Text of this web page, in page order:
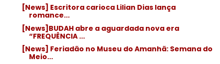
[News] Escritora carioca Lilian Dias lança
romance...
[News]BUDAH abre a aguardada nova era
“FREQUÊNCIA ...
[News] Feriadão no Museu do Amanhã: Semana do
Meio...